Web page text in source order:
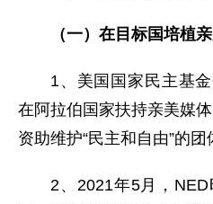
（一）在目标国培植
1、美国国家民主基
在阿拉伯国家扶持亲美媒体
资助维护“民主和自由”的团
2、2021年5月，